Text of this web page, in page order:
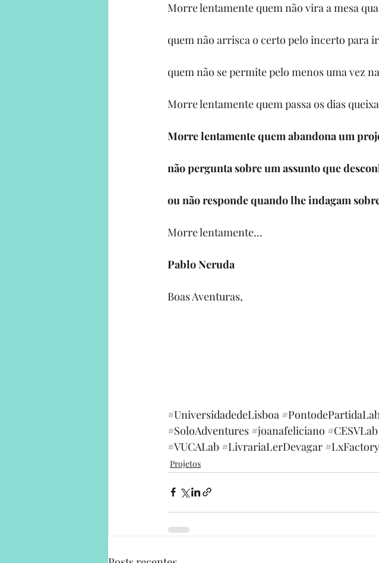
Morre lentamente quem não vira a mesa
quem não arrisca o certo pelo incerto para
quem não se permite pelo menos uma vez
Morre lentamente quem passa os dias
Morre lentamente quem abandona um
não pergunta sobre um assunto que
ou não responde quando lhe indagam
Morre lentamente...
Pablo Neruda
Boas Aventuras,
#UniversidadedeLisboa
#SoloAdventures #joanafeliciano #CESVLab
#VUCALab #LivrariaLerDevagar #LxFactory
Projetos